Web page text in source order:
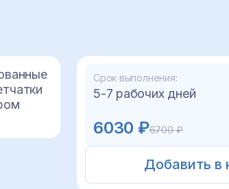
Срок выполнения:
5-7 рабочих дней
6030 ₽6700 ₽
Добавить в